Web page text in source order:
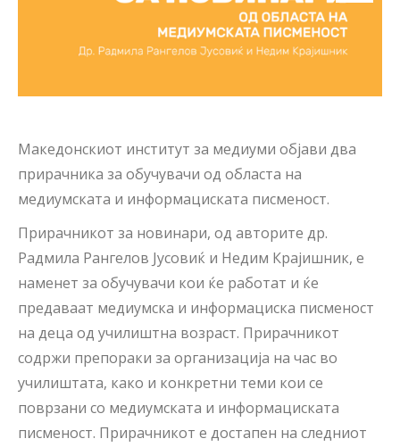
Македонскиот институт за медиуми објави два
прирачника за обучувачи од областа на
медиумската и информациската писменост.
Прирачникот за новинари, од авторите др.
Радмила Рангелов Јусовиќ и Недим Крајишник, е
наменет за обучувачи кои ќе работат и ќе
предаваат медиумска и информациска писменост
на деца од училиштна возраст. Прирачникот
содржи препораки за организација на час во
училиштата, како и конкретни теми кои се
поврзани со медиумската и информациската
писменост. Прирачникот е достапен на следниот